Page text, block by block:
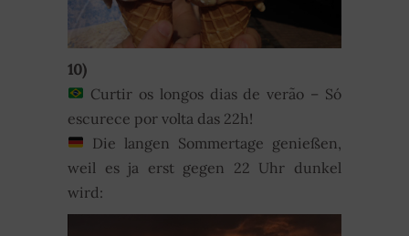
10)
Curtir os longos dias de verão – Só
escurece por volta das 22h!
Die langen Sommertage genießen,
weil es ja erst gegen 22 Uhr dunkel
wird: